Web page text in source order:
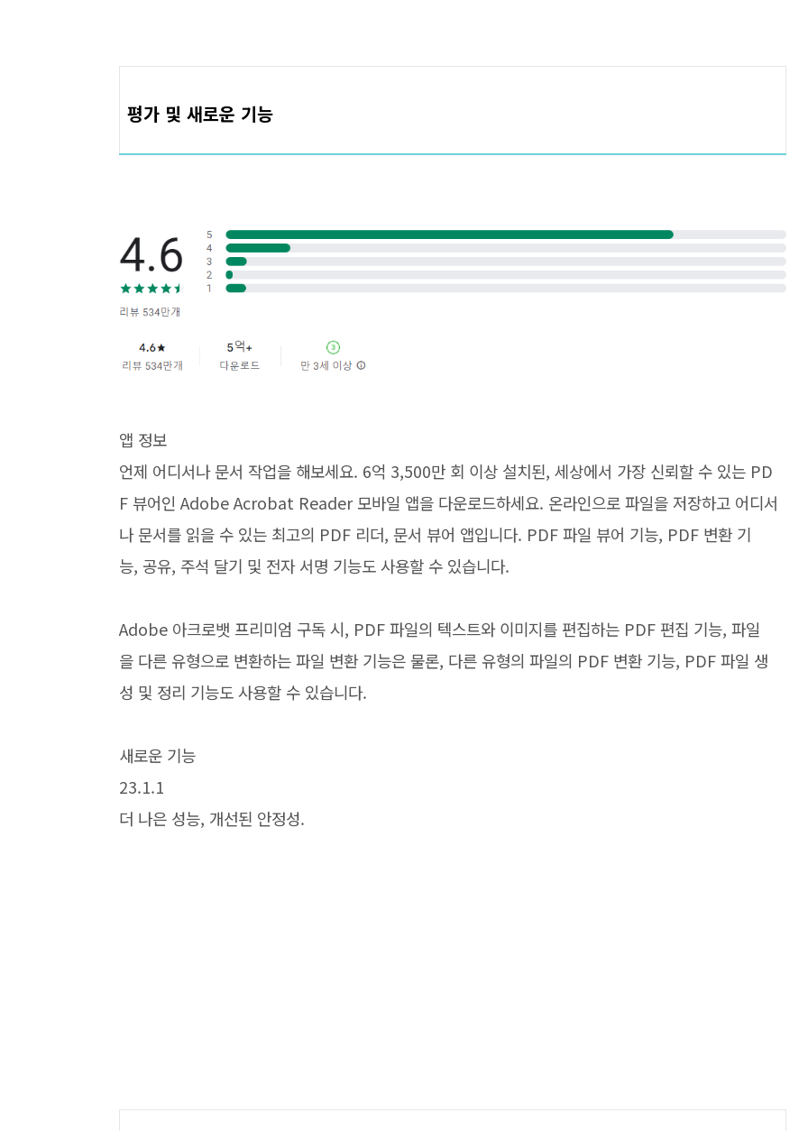
평가 및 새로운 기능
앱 정보
언제 어디서나 문서 작업을 해보세요. 6억 3,500만 회 이상 설치된, 세상에서 가장 신뢰할 수 있는 PD
F 뷰어인 Adobe Acrobat Reader 모바일 앱을 다운로드하세요. 온라인으로 파일을 저장하고 어디서
나 문서를 읽을 수 있는 최고의 PDF 리더, 문서 뷰어 앱입니다. PDF 파일 뷰어 기능, PDF 변환 기
능, 공유, 주석 달기 및 전자 서명 기능도 사용할 수 있습니다.
Adobe 아크로뱃 프리미엄 구독 시, PDF 파일의 텍스트와 이미지를 편집하는 PDF 편집 기능, 파일
을 다른 유형으로 변환하는 파일 변환 기능은 물론, 다른 유형의 파일의 PDF 변환 기능, PDF 파일 생
성 및 정리 기능도 사용할 수 있습니다.
새로운 기능
23.1.1
더 나은 성능, 개선된 안정성.